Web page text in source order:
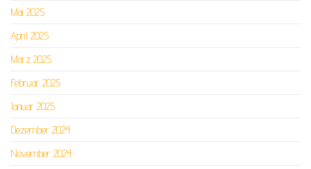
Mai 2025
April 2025
März 2025
Februar 2025
Januar 2025
Dezember 2024
November 2024